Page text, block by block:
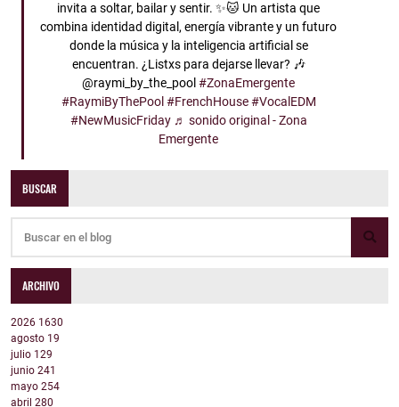
invita a soltar, bailar y sentir. ✨🐱 Un artista que
combina identidad digital, energía vibrante y un futuro
donde la música y la inteligencia artificial se
encuentran. ¿Listxs para dejarse llevar? 🎶
@raymi_by_the_pool#ZonaEmergente
#RaymiByThePool #FrenchHouse #VocalEDM
#NewMusicFriday ♬ sonido original - Zona
Emergente
BUSCAR
ARCHIVO
2026 1630
agosto 19
julio 129
junio 241
mayo 254
abril 280